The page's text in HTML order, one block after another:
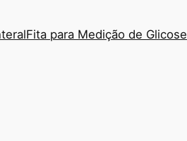
Fita para Medição de Glicose